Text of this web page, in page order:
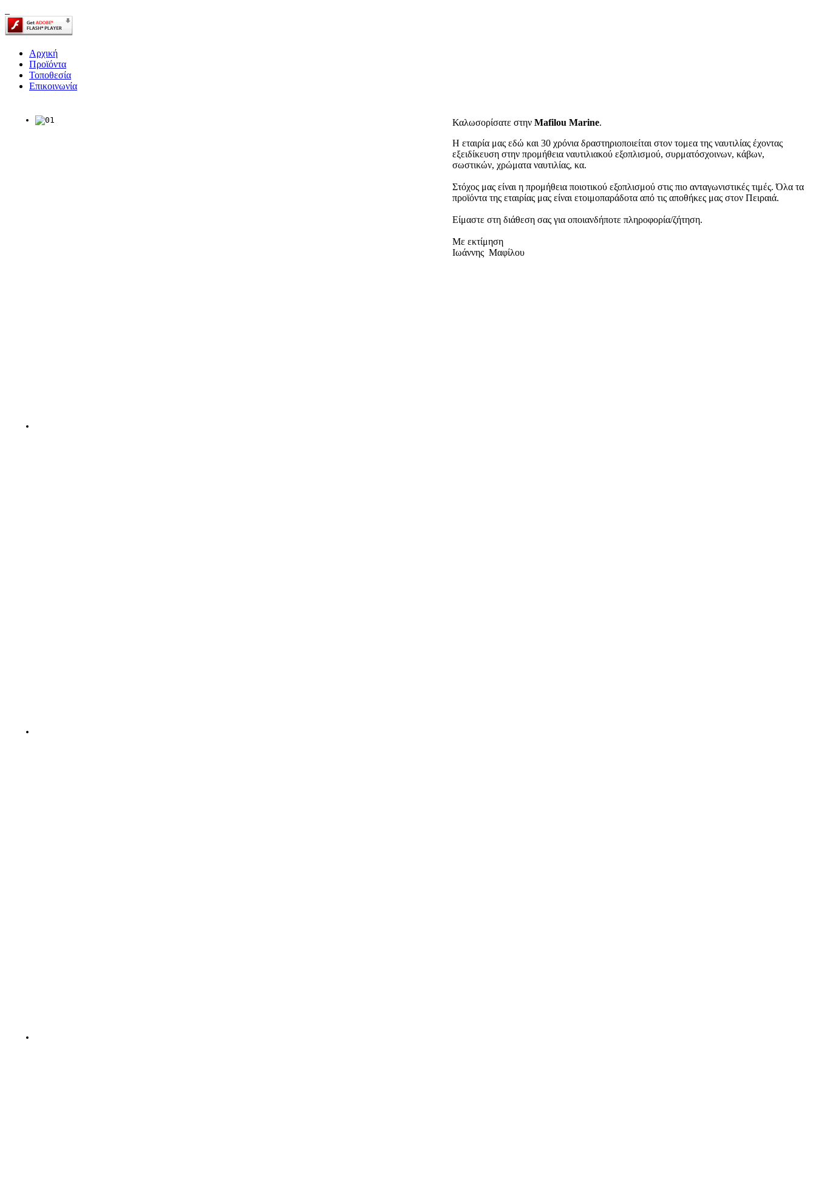
Αρχική
Προϊόντα
Τοποθεσία
Επικοινωνία
Καλωσορίσατε στην Mafilou Marine.
Η εταιρία μας εδώ και 30 χρόνια δραστηριοποιείται στον τομεα της ναυτιλίας έχοντας
εξειδίκευση στην προμήθεια ναυτιλιακού εξοπλισμού, συρματόσχοινων, κάβων,
σωστικών, χρώματα ναυτιλίας, κα.
Στόχος μας είναι η προμήθεια ποιοτικού εξοπλισμού στις πιο ανταγωνιστικές τιμές. Όλα τα
προϊόντα της εταιρίας μας είναι ετοιμοπαράδοτα από τις αποθήκες μας στον Πειραιά.
Είμαστε στη διάθεση σας για οποιανδήποτε πληροφορία/ζήτηση.
Με εκτίμηση
Ιωάννης Μαφίλου